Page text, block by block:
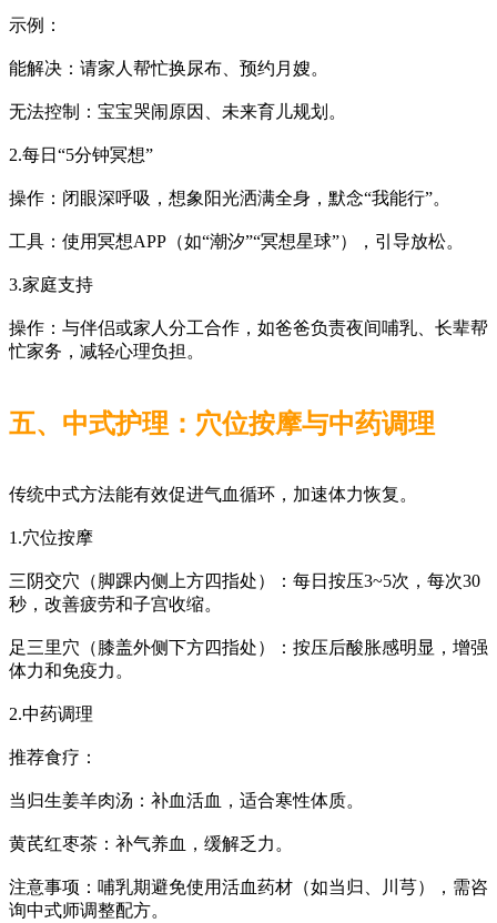
示例：
能解决：请家人帮忙换尿布、预约月嫂。
无法控制：宝宝哭闹原因、未来育儿规划。
2.每日“5分钟冥想”
操作：闭眼深呼吸，想象阳光洒满全身，默念“我能行”。
工具：使用冥想APP（如“潮汐”“冥想星球”），引导放松。
3.家庭支持
操作：与伴侣或家人分工合作，如爸爸负责夜间哺乳、长辈帮
忙家务，减轻心理负担。
五、中式护理：穴位按摩与中药调理
传统中式方法能有效促进气血循环，加速体力恢复。
1.穴位按摩
三阴交穴（脚踝内侧上方四指处）：每日按压3~5次，每次30
秒，改善疲劳和子宫收缩。
足三里穴（膝盖外侧下方四指处）：按压后酸胀感明显，增强
体力和免疫力。
2.中药调理
推荐食疗：
当归生姜羊肉汤：补血活血，适合寒性体质。
黄芪红枣茶：补气养血，缓解乏力。
注意事项：哺乳期避免使用活血药材（如当归、川芎），需咨
询中式师调整配方。